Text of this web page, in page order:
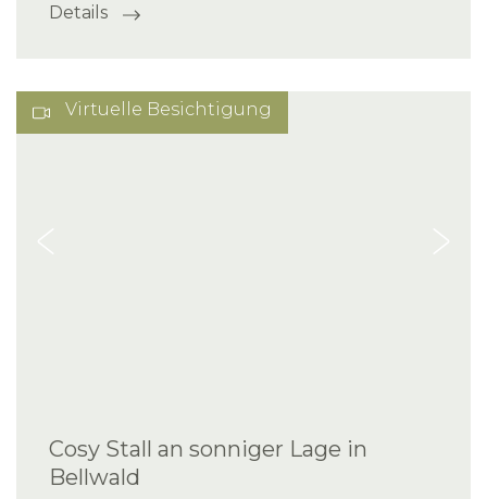
Details
Virtuelle Besichtigung
Cosy Stall an sonniger Lage in
Bellwald